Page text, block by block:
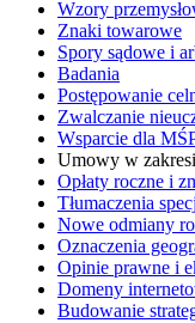
Wzory
Znaki towarowe
Spory sądowe i
Badania
Postępowanie
Zwalczanie
Wsparcie dla
Umowy w
Opłaty roczne i
Tłumaczenia
Nowe odmiany
Oznaczenia
Opinie prawne i
Domeny
Budowanie